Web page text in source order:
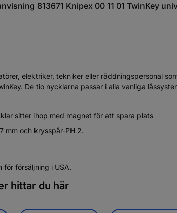
813671 Knipex 00 11 01 TwinKey
elektriker, tekniker eller räddningspersonal
De tio nycklarna passar i alla vanliga
sitter ihop med magnet för att spara plats
mm och krysspår-PH 2.
för försäljning i USA.
hittar du här